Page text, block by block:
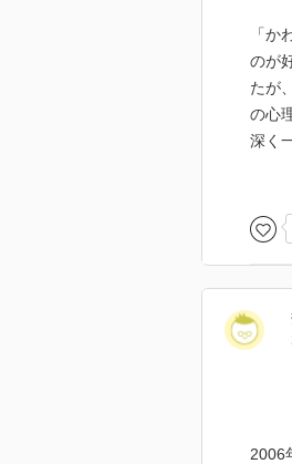
「
のが
たが
の心
深く
ぼん
いか
2006